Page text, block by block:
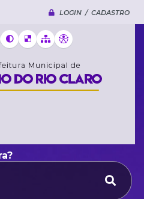
LOGIN / CADASTRO
procura?